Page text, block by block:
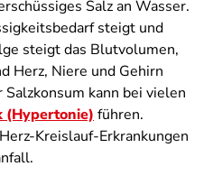
Salz an Wasser.
steigt und
steigt das Blutvolumen,
Herz, Niere und Gehirn
kann bei vielen
(Hypertonie) führen.
Kreislauf-Erkrankungen